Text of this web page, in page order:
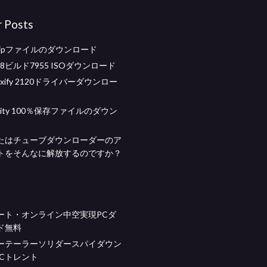
Posts
ファイルのダウンロード
ビルド7955 ISOダウンロード
2120ドライバーダウンロー
100％保存ファイルのダウン
はチューブダウンローダーのア
をそんなに解放するのですか？
ト・オンライン中空実現PCダ
無料
テーラーソリダースパイダウン
トレント